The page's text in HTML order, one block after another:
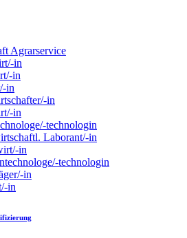
Agrarservice
in
in
in
in
in
technologin
Laborant/-in
in
technologin
in
in